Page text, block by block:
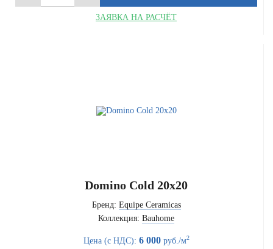
ЗАЯВКА НА РАСЧЁТ
Domino Cold 20x20
Бренд: Equipe Ceramicas
Коллекция: Bauhome
Цена (с НДС): 6 000руб./м2